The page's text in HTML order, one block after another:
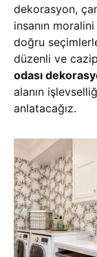
dekorasyon,
insanın
doğru
düzenli ve
odası
alanın
anlatacağız.